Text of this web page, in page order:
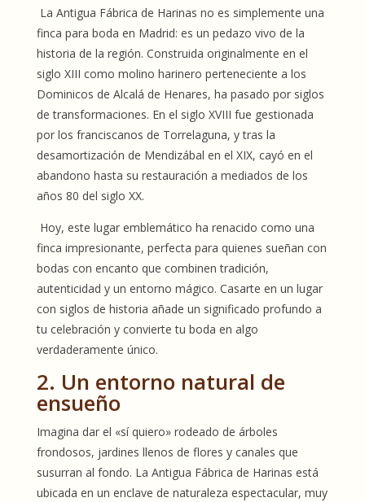
La Antigua Fábrica de Harinas no es simplemente una
finca para boda en Madrid: es un pedazo vivo de la
historia de la región. Construida originalmente en el
siglo XIII como molino harinero perteneciente a los
Dominicos de Alcalá de Henares, ha pasado por siglos
de transformaciones. En el siglo XVIII fue gestionada
por los franciscanos de Torrelaguna, y tras la
desamortización de Mendizábal en el XIX, cayó en el
abandono hasta su restauración a mediados de los
años 80 del siglo XX.
Hoy, este lugar emblemático ha renacido como una
finca impresionante, perfecta para quienes sueñan con
bodas con encanto que combinen tradición,
autenticidad y un entorno mágico. Casarte en un lugar
con siglos de historia añade un significado profundo a
tu celebración y convierte tu boda en algo
verdaderamente único.
2. Un entorno natural de
ensueño
Imagina dar el «sí quiero» rodeado de árboles
frondosos, jardines llenos de flores y canales que
susurran al fondo. La Antigua Fábrica de Harinas está
ubicada en un enclave de naturaleza espectacular, muy